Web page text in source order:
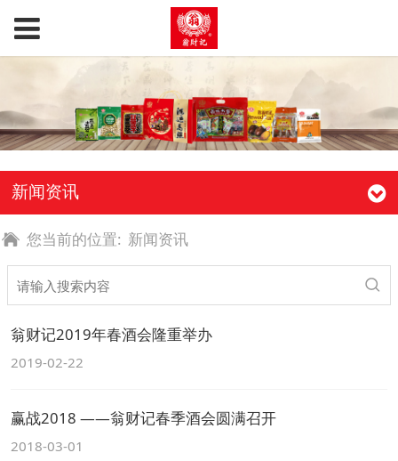
新闻资讯
您当前的位置: 新闻资讯
翁财记2019年春酒会隆重举办
2019-02-22
赢战2018 ——翁财记春季酒会圆满召开
2018-03-01